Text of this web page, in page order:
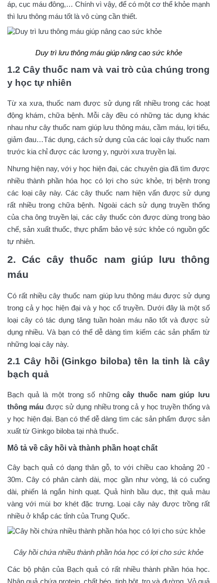
áp, cục máu đông,… Chính vì vậy, để có một cơ thể khỏe mạnh
thì lưu thông máu tốt là vô cùng cần thiết.
Duy trì lưu thông máu giúp nâng cao sức khỏe
1.2 Cây thuốc nam và vai trò của chúng trong
y học tự nhiên
Từ xa xưa, thuốc nam được sử dụng rất nhiều trong các hoạt
động khám, chữa bệnh. Mỗi cây đều có những tác dụng khác
nhau như cây thuốc nam giúp lưu thông máu, cầm máu, lợi tiểu,
giảm đau…Tác dụng, cách sử dụng của các loại cây thuốc nam
trước kia chỉ được các lương y, người xưa truyền lại.
Nhưng hiện nay, với y học hiện đại, các chuyên gia đã tìm được
nhiều thành phần hóa học có lợi cho sức khỏe, trị bệnh trong
các loại cây này. Các cây thuốc nam hiện vấn được sử dụng
rất nhiều trong chữa bệnh. Ngoài cách sử dụng truyền thống
của cha ông truyền lại, các cây thuốc còn được dùng trong bào
chế, sản xuất thuốc, thực phẩm bảo vệ sức khỏe có nguồn gốc
tự nhiên.
2. Các cây thuốc nam giúp lưu thông
máu
Có rất nhiều cây thuốc nam giúp lưu thông máu được sử dụng
trong cả y học hiện đại và y học cổ truyền. Dưới đây là một số
loại cây có tác dụng tăng tuần hoàn máu não tốt và được sử
dụng nhiều. Và bạn có thể dễ dàng tìm kiếm các sản phẩm từ
những loại cây này.
2.1 Cây hồi (Ginkgo biloba) tên la tinh là cây
bạch quả
Bạch quả là một trong số nhữngcây thuốc nam giúp lưu
thông máu được sử dụng nhiều trong cả y học truyền thống và
y học hiện đại. Bạn có thể dễ dàng tìm các sản phẩm được sản
xuất từ Ginkgo biloba tại nhà thuốc.
Mô tả về cây hồi và thành phần hoạt chất
Cây bạch quả có dạng thân gỗ, to với chiều cao khoảng 20 -
30m. Cây có phân cành dài, mọc gần như vòng, lá có cuống
dài, phiến lá ngắn hình quạt. Quả hình bầu dục, thịt quả màu
vàng với mùi bơ khét đặc trưng. Loại cây này được trồng rất
nhiều ở khắp các tỉnh của Trung Quốc.
Cây hồi chứa nhiều thành phần hóa học có lợi cho sức khỏe
Các bộ phận của Bạch quả có rất nhiều thành phần hóa học.